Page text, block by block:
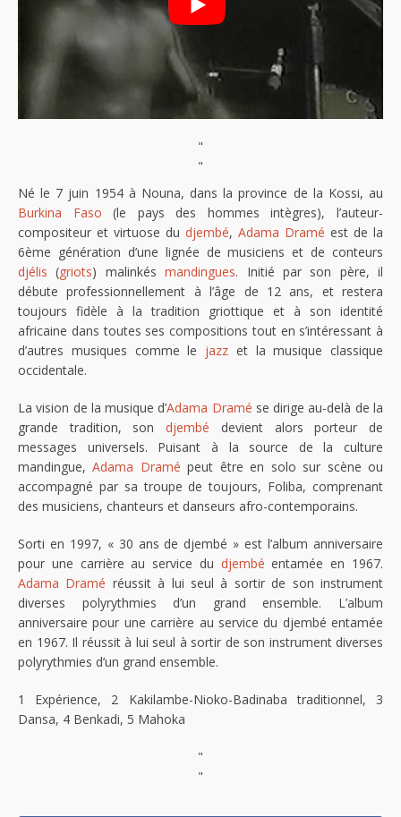
"
"
Né le 7 juin 1954 à Nouna, dans la province de la Kossi, au
Burkina Faso (le pays des hommes intègres), l’auteur-
compositeur et virtuose du djembé, Adama Dramé est de la
6ème génération d’une lignée de musiciens et de conteurs
djélis (griots) malinkésmandingues. Initié par son père, il
débute professionnellement à l’âge de 12 ans, et restera
toujours fidèle à la tradition griottique et à son identité
africaine dans toutes ses compositions tout en s’intéressant à
d’autres musiques comme le jazz et la musique classique
occidentale.
La vision de la musique d’Adama Dramé se dirige au-delà de la
grande tradition, sondjembé devient alors porteur de
messages universels. Puisant à la source de la culture
mandingue,Adama Dramé peut être en solo sur scène ou
accompagné par sa troupe de toujours, Foliba, comprenant
des musiciens, chanteurs et danseurs afro-contemporains.
Sorti en 1997, « 30 ans de djembé » est l’album anniversaire
pour une carrière au service du djembé entamée en 1967.
Adama Dramé réussit à lui seul à sortir de son instrument
diverses polyrythmies d’un grand ensemble. L’album
anniversaire pour une carrière au service du djembé entamée
en 1967. Il réussit à lui seul à sortir de son instrument diverses
polyrythmies d’un grand ensemble.
1 Expérience, 2 Kakilambe-Nioko-Badinaba traditionnel, 3
Dansa, 4 Benkadi, 5 Mahoka
"
"